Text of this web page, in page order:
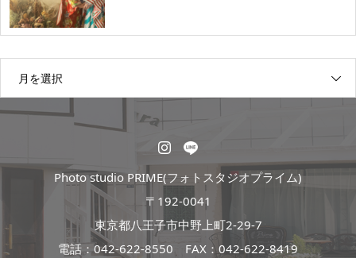
月を選択
Photo studio PRIME(フォトスタジオプライム)
〒192-0041
東京都八王子市中野上町2-29-7
電話：042-622-8550 FAX：042-622-8419